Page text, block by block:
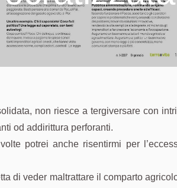
non riesce a tergiversare con
od addirittura perforanti.
potrei anche risentirmi per
di veder maltrattare il comparto